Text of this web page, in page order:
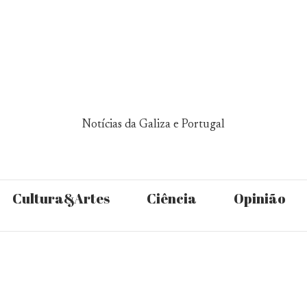
Notícias da Galiza e Portugal
Cultura&Artes Ciência Opinião